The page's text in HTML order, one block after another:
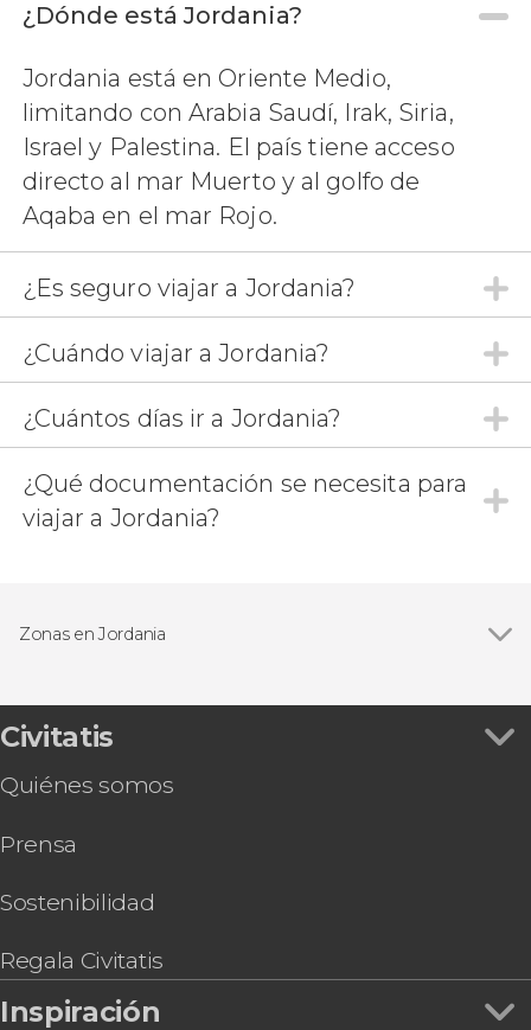
9,5
descubriremos Madaba
fantásticas vistas de Tierra Santa
desde el monte Nebo
¿Dónde está Jordania?
Jordania está en Oriente Medio,
limitando con Arabia Saudí, Irak, Siria,
Israel y Palestina. El país tiene acceso
directo al mar Muerto y al golfo de
Aqaba en el mar Rojo.
¿Es seguro viajar a Jordania?
¿Cuándo viajar a Jordania?
¿Cuántos días ir a Jordania?
¿Qué documentación se necesita para
viajar a Jordania?
Zonas en Jordania
Civitatis
Quiénes somos
Prensa
Sostenibilidad
Regala Civitatis
Inspiración